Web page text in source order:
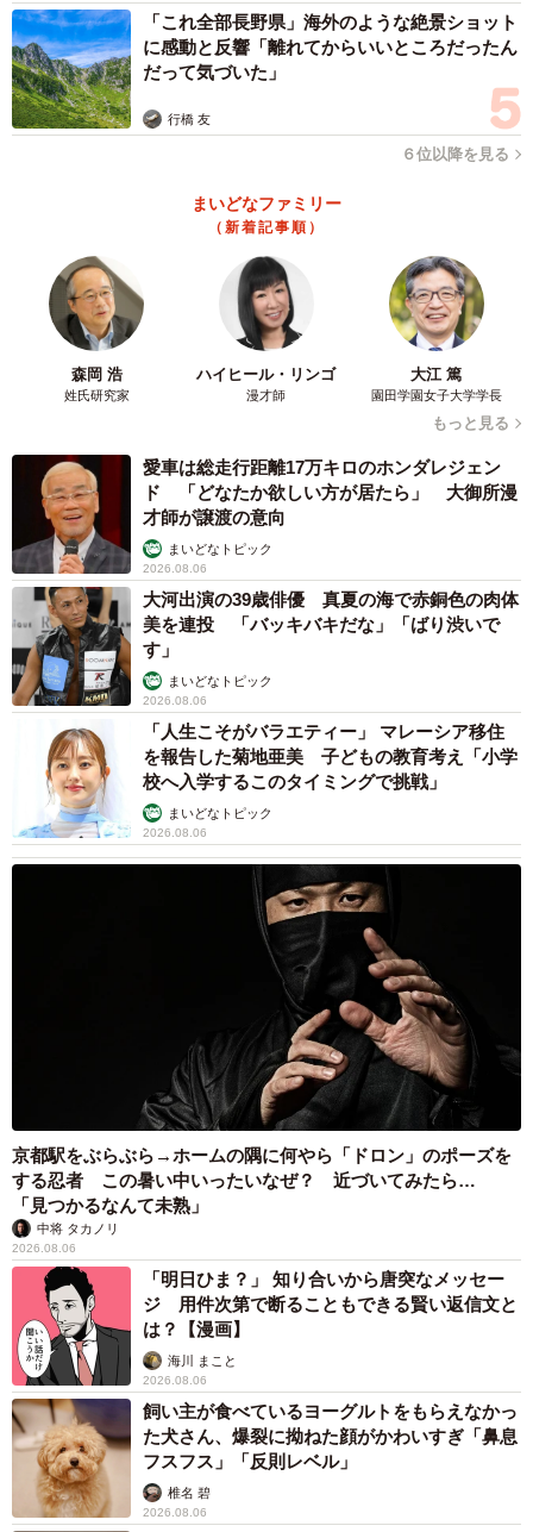
肉球せんせいさんは、猫も飼っているので「中に入って
閉まってしまうと、息ができなくて死んじゃうからね。自
分や動物を絶対に中に入れないように」と、日々の説明を
また、ベビーガードがあっても、
ク以外意味を成さない。賢い子は開けます」
「癇癪息子、このストッパーの強力な両面テープも引きち
ぎってストッパー壊したんだよね、、」
というコメントがありますから、ベビーガードがあれば絶
対に安全ということではないことも理解しておきたいです
「ツイートが話題になったことで、閉じ込めの危険性が知
られたのはとても良かったと思います。もちろん、これだ
けで100％安全とは言えませんし、常日頃からの説明もして
います。しかし伝えていても興味や遊びたい心がまさって
しまうのが子供です。洗濯機のチャイルドロック機能は、
反応が遅かったりオートではなかったり洗濯後の30分は開
けた方が良かったりなど、実用に耐えうるものが少ないと
感じます。この方法はシンプルながら、手間なくできる対
策の一つとして有効だと思います。できれば各家庭で個別
に対応せずに済むようメーカーさん側の工夫の一つとして
も検討して頂けたら良いのかなとも思います」と肉球せん
せいさん。
洗濯機側の対策として、閉じ込められてしまった場合に
中から開けられる「閉じ込め防止機能」が付いた機種もあ
りますが、開け方が理解できない幼児や、入った時の体勢
によって役に立たないこともありそうです。より安全な洗
濯機の開発を望みつつ、肉球せんせいさんのように複数の
対策をしておくとよいのではないでしょうか。
■消費者庁「Vol.596 ドラム式洗濯乾燥機内の閉じ込め事故
に注意!」
https://www.caa.go.jp/policies/policy/consumer_safety/child/
project_001/mail/20220708/
■「肉球せんせい＠イラスト育児漫画」（Instagram）
https://www.instagram.com/comic29qsensei/
「これ全部長野県」海外のような絶景ショット
に感動と反響「離れてからいいところだったん
だって気づいた」
行橋 友
６位以降を見る
まいどなファミリー
（新着記事順）
森岡 浩
姓氏研究家
ハイヒール・リンゴ
漫才師
大江 篤
園田学園女子大学学長
もっと見る
愛車は総走行距離17万キロのホンダレジェン
ド 「どなたか欲しい方が居たら」 大御所漫
才師が譲渡の意向
まいどなトピック
2026.08.06
大河出演の39歳俳優 真夏の海で赤銅色の肉体
美を連投 「バッキバキだな」「ばり渋いで
す」
まいどなトピック
2026.08.06
「人生こそがバラエティー」 マレーシア移住
を報告した菊地亜美 子どもの教育考え「小学
校へ入学するこのタイミングで挑戦」
まいどなトピック
2026.08.06
京都駅をぶらぶら→ホームの隅に何やら「ドロン」のポーズを
する忍者 この暑い中いったいなぜ？ 近づいてみたら…
「見つかるなんて未熟」
中将 タカノリ
2026.08.06
「明日ひま？」 知り合いから唐突なメッセー
ジ 用件次第で断ることもできる賢い返信文と
は？【漫画】
海川 まこと
2026.08.06
飼い主が食べているヨーグルトをもらえなかっ
た犬さん、爆裂に拗ねた顔がかわいすぎ「鼻息
フスフス」「反則レベル」
椎名 碧
2026.08.06